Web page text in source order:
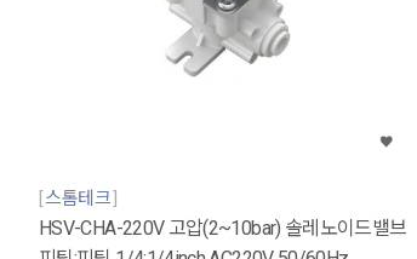
스톰테크
HSV-CHA-220V 고압(2~10bar) 솔레노이드밸브